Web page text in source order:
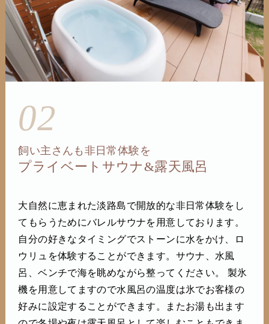
02
飼い主さんも非日常体験を
プライベートサウナ&露天風呂
大自然に恵まれた淡路島で開放的な非日常体験をし
てもらうためにバレルサウナを用意しております。
自分の好きなタイミングでストーンに水をかけ、ロ
ウリュを体験することができます。サウナ、水風
呂、ベンチで海を眺めながら整ってください。 製氷
機を用意してますので水風呂の温度は氷でお客様の
好みに設定することができます。またお湯も出ます